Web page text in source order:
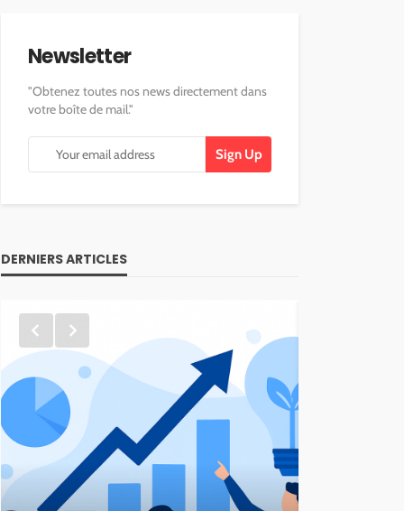
Newsletter
"Obtenez toutes nos news directement dans
votre boîte de mail."
DERNIERS ARTICLES